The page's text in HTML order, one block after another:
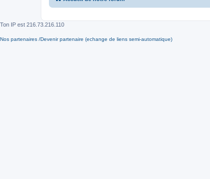
Ton IP est 216.73.216.110
Nos partenaires /Devenir partenaire (echange de liens semi-automatique)